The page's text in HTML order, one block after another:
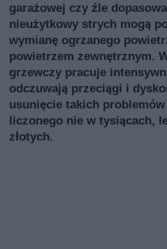
garażowej czy źle
nieużytkowy strych mogą
wymianę ogrzanego
powietrzem zewnętrznym.
grzewczy pracuje
odczuwają przeciągi i
usunięcie takich
liczonego nie w tysiącach,
złotych.